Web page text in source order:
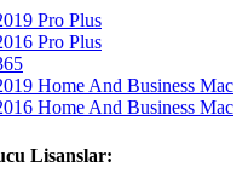
Pro Plus
Pro Plus
Home And Business Mac
Home And Business Mac
Lisanslar: